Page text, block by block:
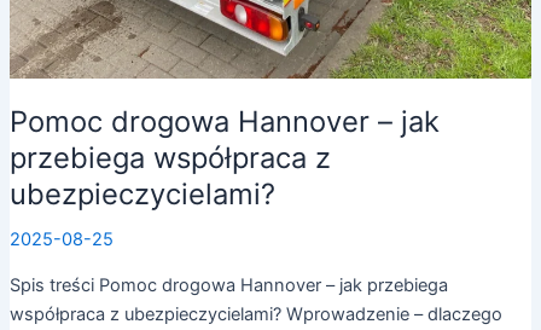
Pomoc drogowa Hannover – jak
przebiega współpraca z
ubezpieczycielami?
2025-08-25
Spis treści Pomoc drogowa Hannover – jak przebiega
współpraca z ubezpieczycielami? Wprowadzenie – dlaczego